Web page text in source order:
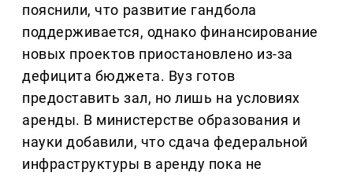
пояснили, что развитие гандбола
поддерживается, однако финансирование
новых проектов приостановлено из-за
дефицита бюджета. Вуз готов
предоставить зал, но лишь на условиях
аренды. В министерстве образования и
науки добавили, что сдача федеральной
инфраструктуры в аренду пока не